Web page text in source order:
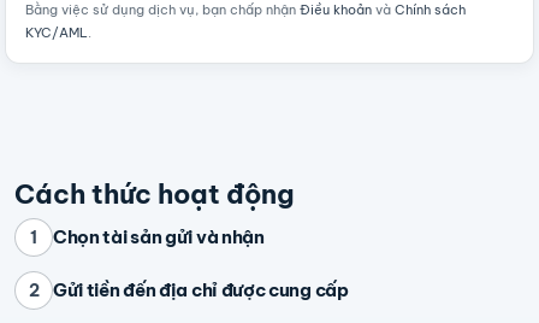
Bằng việc sử dụng dịch vụ, bạn chấp nhận Điều khoản và Chính sách
KYC/AML.
Cách thức hoạt động
1 Chọn tài sản gửi và nhận
2 Gửi tiền đến địa chỉ được cung cấp